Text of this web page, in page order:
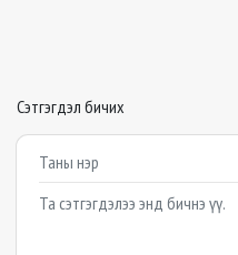
Сэтгэгдэл бичих
Example textarea